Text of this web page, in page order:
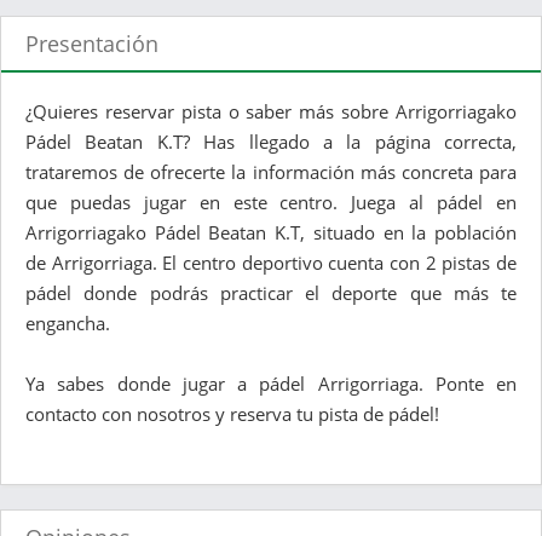
Presentación
¿Quieres reservar pista o saber más sobre Arrigorriagako
Pádel Beatan K.T? Has llegado a la página correcta,
trataremos de ofrecerte la información más concreta para
que puedas jugar en este centro. Juega al pádel en
Arrigorriagako Pádel Beatan K.T, situado en la población
de Arrigorriaga. El centro deportivo cuenta con 2 pistas de
pádel donde podrás practicar el deporte que más te
engancha.
Ya sabes donde jugar a pádel Arrigorriaga. Ponte en
contacto con nosotros y reserva tu pista de pádel!